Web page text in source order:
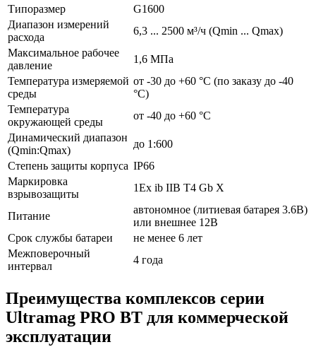
Типоразмер
G1600
Диапазон измерений
расхода
6,3 ... 2500 м³/ч (Qmin ... Qmax)
Максимальное рабочее
давление
1,6 МПа
Температура измеряемой
среды
от -30 до +60 °С (по заказу до -40
°С)
Температура
окружающей среды
от -40 до +60 °С
Динамический диапазон
(Qmin:Qmax)
до 1:600
Степень защиты корпуса IP66
Маркировка
взрывозащиты
1Ex ib IIB T4 Gb X
Питание
автономное (литиевая батарея 3.6В)
или внешнее 12В
Срок службы батареи
не менее 6 лет
Межповерочный
интервал
4 года
Преимущества комплексов серии
Ultramag PRO BT для коммерческой
эксплуатации